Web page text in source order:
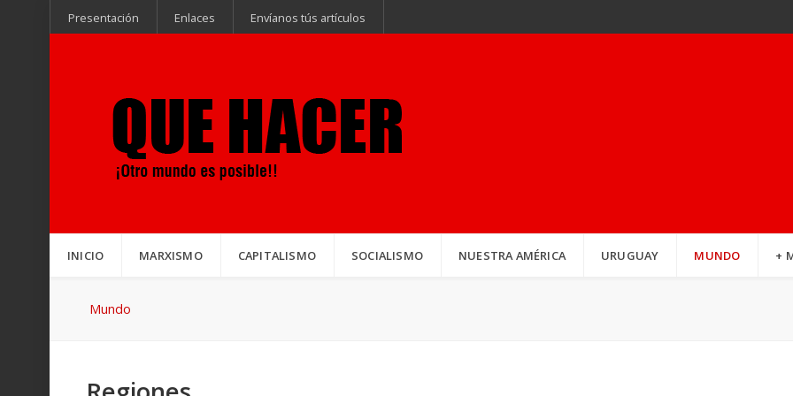
Presentación Enlaces Envíanos tús artículos
INICIO MARXISMO CAPITALISMO SOCIALISMO NUESTRA AMÉRICA URUGUAY MUNDO +
Mundo